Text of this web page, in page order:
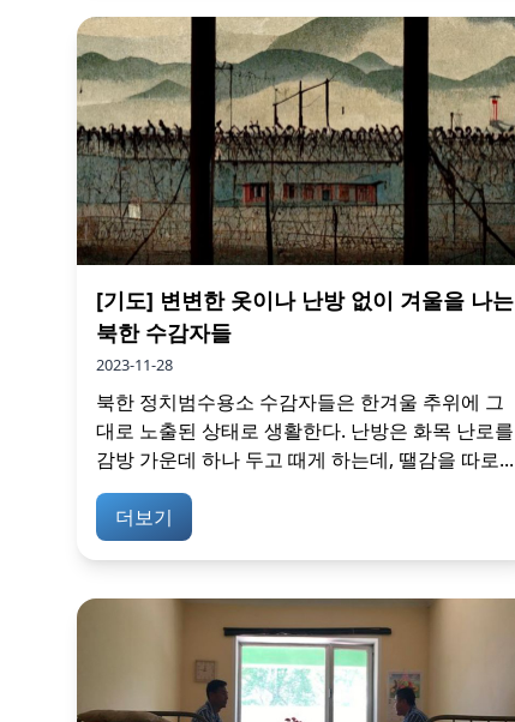
[기도] 변변한 옷이나 난방 없이 겨울을 나는
북한 수감자들
2023-11-28
북한 정치범수용소 수감자들은 한겨울 추위에 그
대로 노출된 상태로 생활한다. 난방은 화목 난로를
감방 가운데 하나 두고 때게 하는데, 땔감을 따로...
더보기